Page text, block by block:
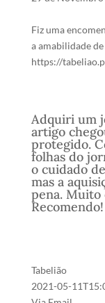
Fiz uma
a amabilidade
https://
Adquiri um
artigo
protegido.
folhas do
o cuidado
mas a
pena. Muito
Recomendo!
Tabelião
2021-05-